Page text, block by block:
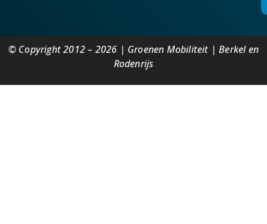
© Copyright 2012 – 2026 | Groenen Mobiliteit | Berkel en
Rodenrijs